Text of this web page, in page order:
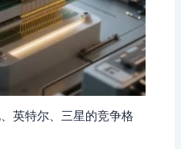
英特尔、三星的竞争格